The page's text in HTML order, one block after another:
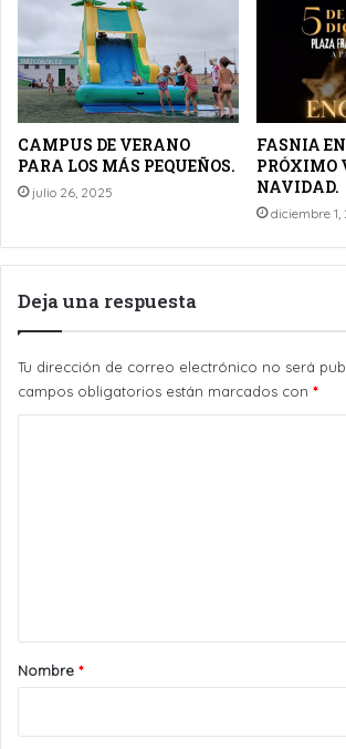
CAMPUS DE VERANO
PARA LOS MÁS PEQUEÑOS.
julio 26, 2025
FASNIA
PRÓXIMO
NAVIDAD.
diciembre 1,
Deja una respuesta
Tu dirección de correo electrónico no será
campos obligatorios están marcados con *
rNombre *